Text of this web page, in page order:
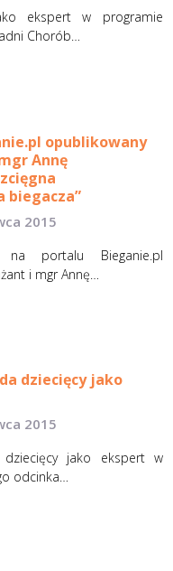
ekspert w programie
Chorób…
opublikowany
Annę
biegacza”
2015
na portalu Bieganie.pl
i mgr Annę…
dziecięcy jako
2015
jako ekspert w
odcinka…